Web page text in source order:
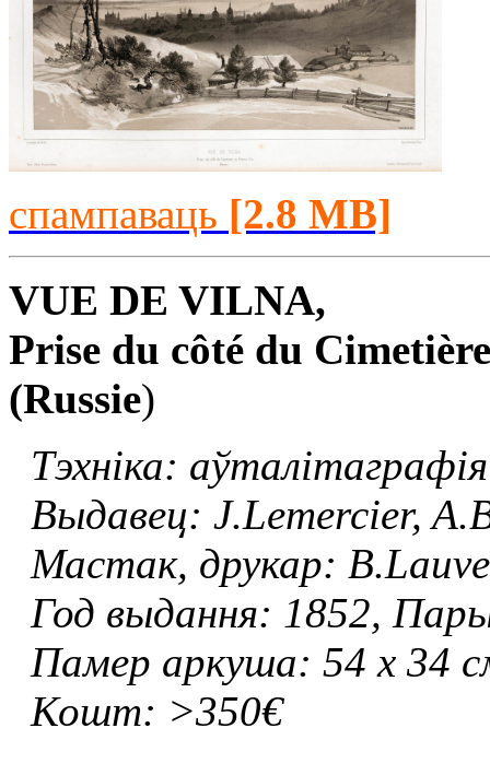
спампаваць [2.8 MB]
VUE DE VILNA,
Prise du côté du
(Russie)
Тэхніка: аўталітаграфія
Выдавец: J.Lemercier,
Мастак, друкар:
Год выдання: 1852,
Памер аркуша: 54 х 34
Кошт: >350€